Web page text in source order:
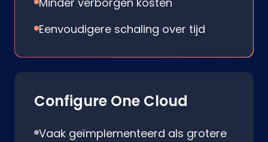
Eenvoudigere schaling over tijd
Configure One Cloud
Vaak geïmplementeerd als grotere